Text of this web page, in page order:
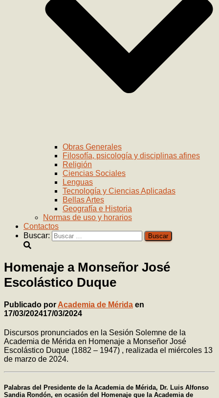
Obras Generales
Filosofía, psicología y disciplinas afines
Religión
Ciencias Sociales
Lenguas
Tecnología y Ciencias Aplicadas
Bellas Artes
Geografía e Historia
Normas de uso y horarios
Contactos
Buscar:
Homenaje a Monseñor José
Escolástico Duque
Publicado por Academia de Mérida en
17/03/202417/03/2024
Discursos pronunciados en la Sesión Solemne de la
Academia de Mérida en Homenaje a Monseñor José
Escolástico Duque (1882 – 1947) , realizada el miércoles 13
de marzo de 2024.
Palabras del Presidente de la Academia de Mérida, Dr. Luis Alfonso
Sandia Rondón, en ocasión del Homenaje que la Academia de